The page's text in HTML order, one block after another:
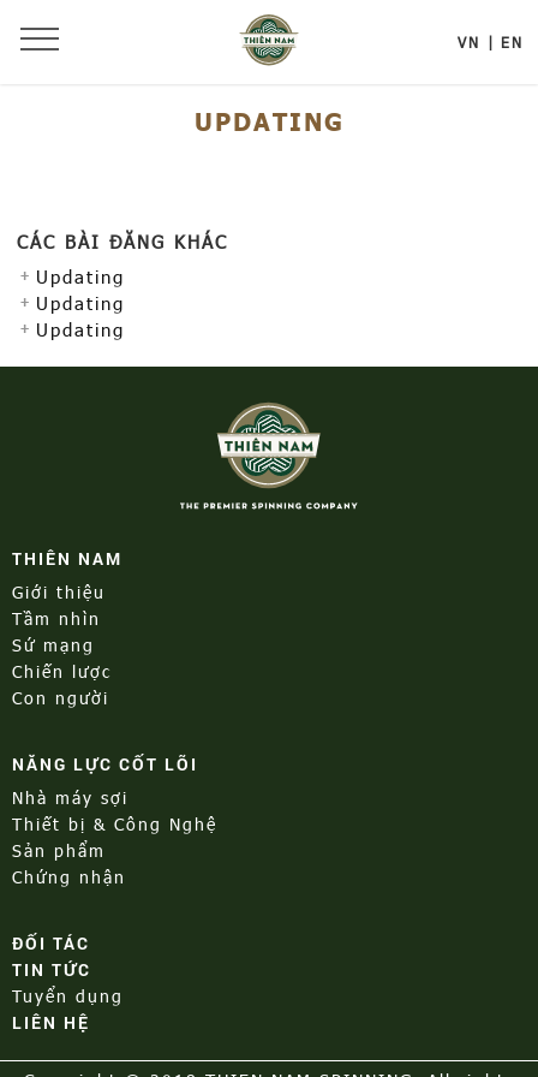
VN EN
UPDATING
CÁC BÀI ĐĂNG KHÁC
Updating
Updating
Updating
THIÊN NAM
Giới thiệu
Tầm nhìn
Sứ mạng
Chiến lược
Con người
NĂNG LỰC CỐT LÕI
Nhà máy sợi
Thiết bị & Công Nghệ
Sản phẩm
Chứng nhận
ĐỐI TÁC
TIN TỨC
Tuyển dụng
LIÊN HỆ